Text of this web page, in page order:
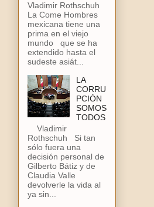
Vladimir Rothschuh
La Come Hombres
mexicana tiene una
prima en el viejo
mundo que se ha
extendido hasta el
sudeste asiát...
LA
CORRU
PCIÓN
SOMOS
TODOS
Vladimir
Rothschuh Si tan
sólo fuera una
decisión personal de
Gilberto Bátiz y de
Claudia Valle
devolverle la vida al
ya sin...